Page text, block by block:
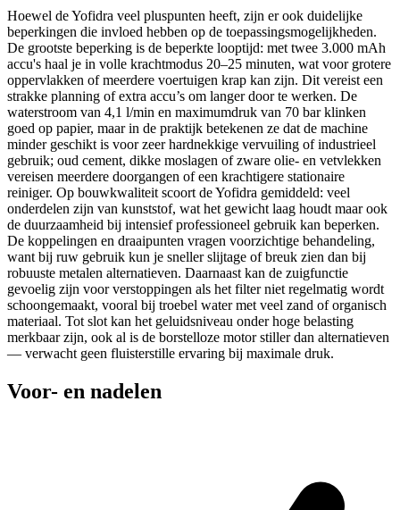
Hoewel de Yofidra veel pluspunten heeft, zijn er ook duidelijke
beperkingen die invloed hebben op de toepassingsmogelijkheden.
De grootste beperking is de beperkte looptijd: met twee 3.000 mAh
accu's haal je in volle krachtmodus 20–25 minuten, wat voor grotere
oppervlakken of meerdere voertuigen krap kan zijn. Dit vereist een
strakke planning of extra accu’s om langer door te werken. De
waterstroom van 4,1 l/min en maximumdruk van 70 bar klinken
goed op papier, maar in de praktijk betekenen ze dat de machine
minder geschikt is voor zeer hardnekkige vervuiling of industrieel
gebruik; oud cement, dikke moslagen of zware olie- en vetvlekken
vereisen meerdere doorgangen of een krachtigere stationaire
reiniger. Op bouwkwaliteit scoort de Yofidra gemiddeld: veel
onderdelen zijn van kunststof, wat het gewicht laag houdt maar ook
de duurzaamheid bij intensief professioneel gebruik kan beperken.
De koppelingen en draaipunten vragen voorzichtige behandeling,
want bij ruw gebruik kun je sneller slijtage of breuk zien dan bij
robuuste metalen alternatieven. Daarnaast kan de zuigfunctie
gevoelig zijn voor verstoppingen als het filter niet regelmatig wordt
schoongemaakt, vooral bij troebel water met veel zand of organisch
materiaal. Tot slot kan het geluidsniveau onder hoge belasting
merkbaar zijn, ook al is de borstelloze motor stiller dan alternatieven
— verwacht geen fluisterstille ervaring bij maximale druk.
Voor- en nadelen